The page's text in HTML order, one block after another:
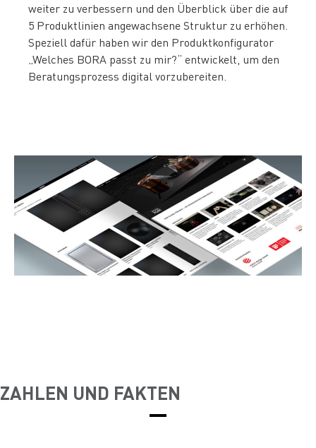
weiter zu verbessern und den Überblick über die auf
5 Produktlinien angewachsene Struktur zu erhöhen.
Speziell dafür haben wir den Produktkonfigurator
„Welches BORA passt zu mir?“ entwickelt, um den
Beratungsprozess digital vorzubereiten.
ZAHLEN UND FAKTEN